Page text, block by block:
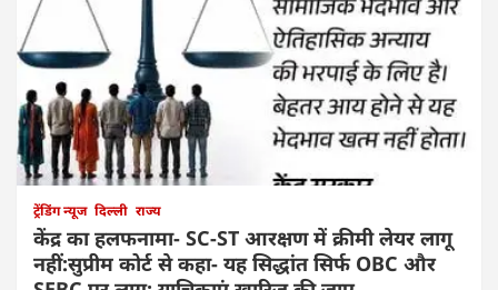
ट्रेंडिंग न्यूज दिल्ली राज्य
केंद्र का हलफनामा- SC-ST आरक्षण में क्रीमी लेयर लागू
नहीं:सुप्रीम कोर्ट से कहा- यह सिद्धांत सिर्फ OBC और